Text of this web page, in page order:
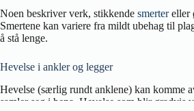
Noen beskriver verk, stikkende smertereller
Smertene kan variere fra mildt ubehag til
å stå lenge.
Hevelse i ankler og legger
Hevelse (særlig rundt anklene) kan komme
samler seg i bena. Hevelse som blir gradvis